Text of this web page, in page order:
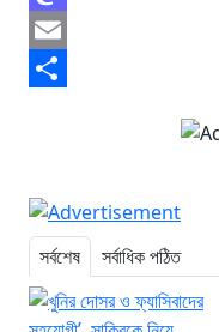
Mastodon
Email
সর্বশেষ
সর্বাধিক পঠিত